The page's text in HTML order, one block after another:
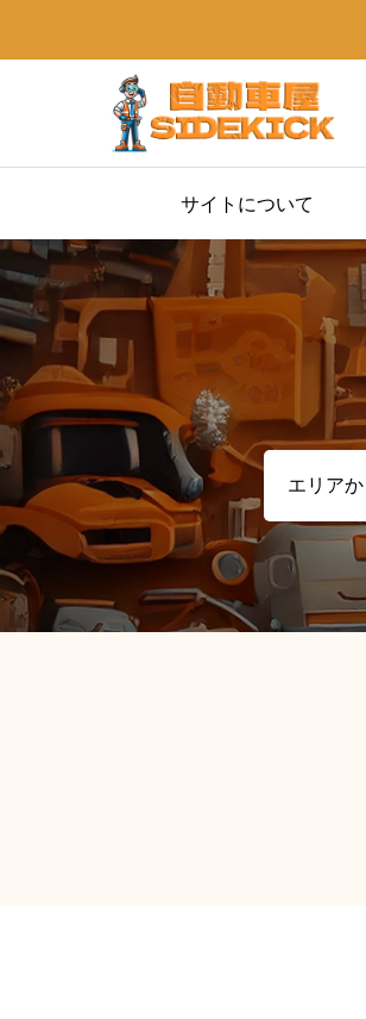
サイトについて